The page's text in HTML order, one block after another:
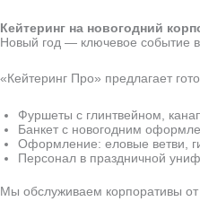
Кейтеринг на новогодний
Новый год — ключевое событие в
«Кейтеринг Про» предлагает
Фуршеты с глинтвейном,
Банкет с новогодним
Оформление: еловые ветви,
Персонал в праздничной
Мы обслуживаем корпоративы от